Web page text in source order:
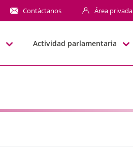
Contáctanos Área privada
Actividad parlamentaria